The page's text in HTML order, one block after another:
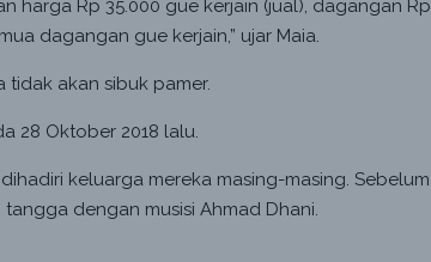
harga Rp 35.000 gue kerjain (jual), dagangan Rp
dagangan gue kerjain,” ujar Maia.
akan sibuk pamer.
28 Oktober 2018 lalu.
keluarga mereka masing-masing. Sebelum
dengan musisi Ahmad Dhani.